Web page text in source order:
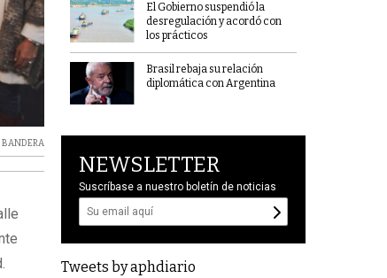
BANDERA
El Gobierno suspendió la
desregulación y acordó con
los prácticos
Brasil rebaja su relación
diplomática con Argentina
NEWSLETTER
Suscríbase a nuestro boletín de noticias
Tweets by aphdiario